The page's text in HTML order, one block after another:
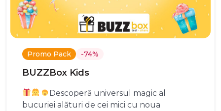
Promo Pack -74%
BUZZBox Kids
Descoperă universul magic al
bucuriei alături de cei mici cu noua